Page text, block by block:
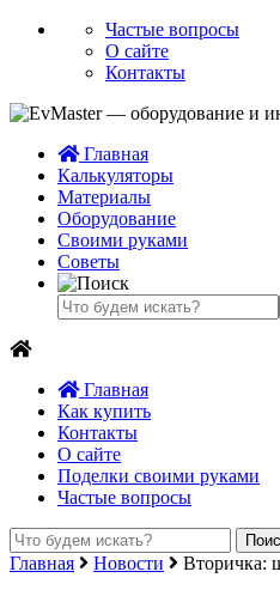
Частые вопросы
О сайте
Контакты
Главная
Калькуляторы
Материалы
Оборудование
Своими руками
Советы
Главная
Как купить
Контакты
О сайте
Поделки своими руками
Частые вопросы
Главная Новости Вторичка: